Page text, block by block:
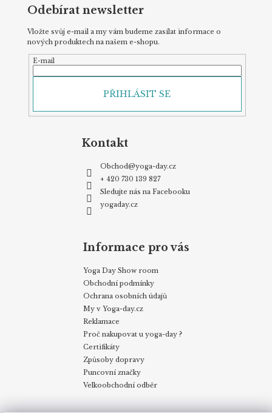
Odebírat newsletter
Vložte svůj e-mail a my vám budeme zasílat informace o
nových produktech na našem e-shopu.
E-mail
PŘIHLÁSIT SE
Kontakt
Obchod@yoga-day.cz
+ 420 730 139 827
Sledujte nás na Facebooku
yogaday.cz
Informace pro vás
Yoga Day Show room
Obchodní podmínky
Ochrana osobních údajů
My v Yoga-day.cz
Reklamace
Proč nakupovat u yoga-day ?
Certifikáty
Způsoby dopravy
Puncovní značky
Velkoobchodní odběr